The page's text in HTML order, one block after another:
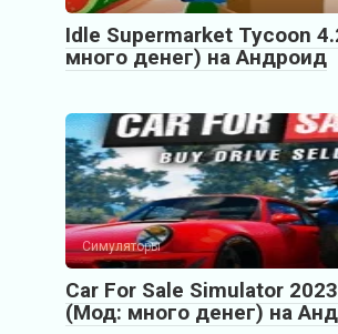
Idle Supermarket Tycoon
много денег) на Андроид
Симуляторы
Car For Sale Simulator
(Мод: много денег) на